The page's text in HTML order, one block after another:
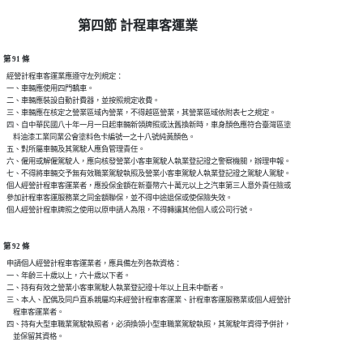
第四節 計程車客運業
第 91 條
  經營計程車客運業應遵守左列規定：
  一、車輛應使用四門轎車。
  二、車輛應裝設自動計費器，並按照規定收費。
  三、車輛應在核定之營業區域內營業，不得越區營業，其營業區域依附表七之規定。
  四、自中華民國八十年一月一日起車輛新領牌照或汰舊換新時，車身顏色應符合臺灣區塗
      料油漆工業同業公會塗料色卡編號一之十八號純黃顏色。
  五、對所屬車輛及其駕駛人應負管理責任。
  六、僱用或解僱駕駛人，應向核發營業小客車駕駛人執業登記證之警察機關，辦理申報。
  七、不得將車輛交予無有效職業駕駛執照及營業小客車駕駛人執業登記證之駕駛人駕駛。
  個人經營計程車客運業者，應投保金額在新臺幣六十萬元以上之汽車第三人意外責任險或
  參加計程車客運服務業之同金額聯保，並不得中途退保或使保險失效。
第 92 條
  申請個人經營計程車客運業者，應具備左列各款資格：
  一、年齡三十歲以上，六十歲以下者。
  二、持有有效之營業小客車駕駛人執業登記證十年以上且未中斷者。
  三、本人、配偶及同戶直系親屬均未經營計程車客運業、計程車客運服務業或個人經營計
      程車客運業者。
  四、持有大型車職業駕駛執照者，必須換領小型車職業駕駛執照，其駕駛年資得予併計，
      並保留其資格。